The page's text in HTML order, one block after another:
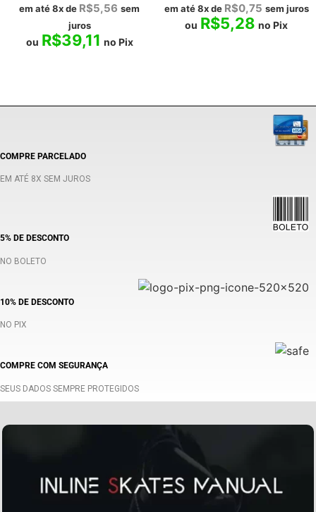
em até 8x de R$5,56 sem
juros
ou R$39,11 no Pix
em até 8x de R$0,75 sem juros
ou R$5,28 no Pix
COMPRE PARCELADO
EM ATÉ 8X SEM JUROS
5% DE DESCONTO
NO BOLETO
10% DE DESCONTO
NO PIX
COMPRE COM SEGURANÇA
SEUS DADOS SEMPRE PROTEGIDOS